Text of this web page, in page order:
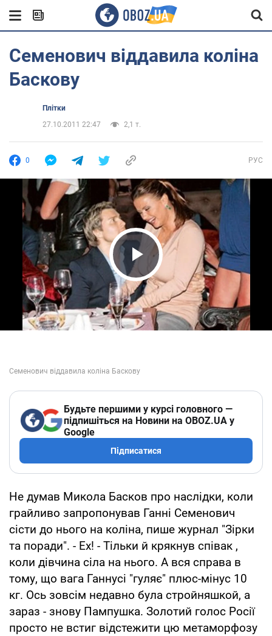
Семенович віддавила коліна
Баскову
Плітки
27.10.2011 22:47
2,1 т.
0 РУС
Play Video
Будьте першими у курсі головного —
підпишіться на Новини на OBOZ.UA у
Google
Підписатися
Не думав Микола Басков про наслідки, коли
грайливо запропонував Ганні Семенович
сісти до нього на коліна, пише журнал "Зірки
та поради". - Ех! - Тільки й крякнув співак ,
коли дівчина сіла на нього. А вся справа в
тому, що вага Ганнусі "гуляє" плюс-мінус 10
кг. Ось зовсім недавно була стройняшкой, а
зараз - знову Пампушка. Золотий голос Росії
просто не встиг відстежити цю метаморфозу